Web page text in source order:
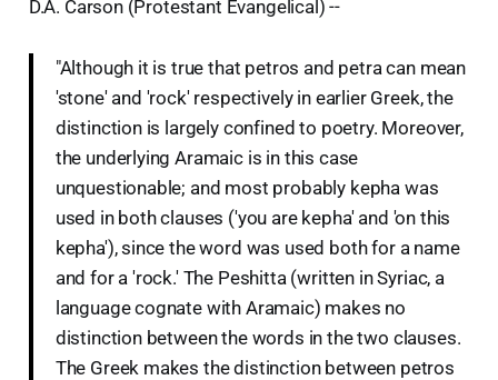
D.A. Carson (Protestant Evangelical) --
"Although it is true that petros and petra can mean
'stone' and 'rock' respectively in earlier Greek, the
distinction is largely confined to poetry. Moreover,
the underlying Aramaic is in this case
unquestionable; and most probably kepha was
used in both clauses ('you are kepha' and 'on this
kepha'), since the word was used both for a name
and for a 'rock.' The Peshitta (written in Syriac, a
language cognate with Aramaic) makes no
distinction between the words in the two clauses.
The Greek makes the distinction between petros